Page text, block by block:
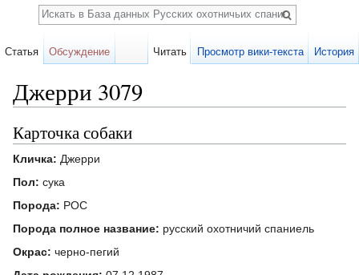
Джерри 3079
Карточка собаки
Кличка: Джерри
Пол: сука
Порода: РОС
Порода полное название: русский охотничий спаниель
Окрас: черно-пегий
Статья Обсуждение Читать Просмотр вики-текста История
Поиск